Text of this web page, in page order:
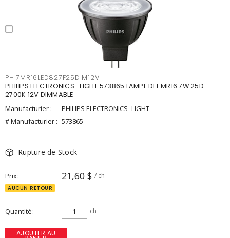
PHI7MR16LED827F25DIM12V
PHILIPS ELECTRONICS -LIGHT 573865 LAMPE DEL MR16 7W 25D
2700K 12V DIMMABLE
Manufacturier :
PHILIPS ELECTRONICS -LIGHT
# Manufacturier : 573865
Rupture de Stock
Prix 21,60 $ / ch
AUCUN RETOUR
Quantité ch
AJOUTER AU